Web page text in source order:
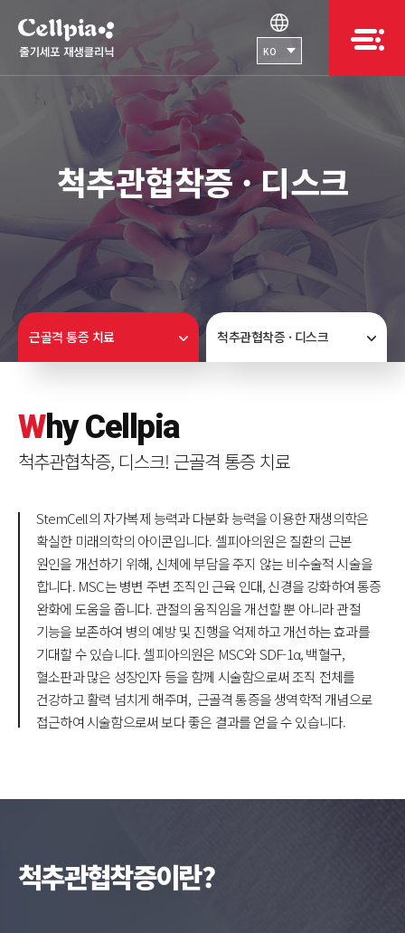
KO
척추관협착증 · 디스크
근골격 통증 치료 척추관협착증 · 디스크
WhyCellpia
척추관협착증, 디스크! 근골격 통증 치료
StemCell의 자가복제 능력과 다분화 능력을 이용한 재생의학은
확실한 미래의학의 아이콘입니다. 셀피아의원은 질환의 근본
원인을 개선하기 위해, 신체에 부담을 주지 않는 비수술적 시술을
합니다.MSC는 병변 주변 조직인 근육 인대, 신경을 강화하여 통증
완화에 도움을 줍니다. 관절의 움직임을 개선할 뿐 아니라 관절
기능을 보존하여 병의 예방 및 진행을 억제하고 개선하는효과를
기대할 수 있습니다. 셀피아의원은 MSC와 SDF-1α, 백혈구,
혈소판과 많은 성장인자 등을 함께 시술함으로써 조직 전체를
건강하고 활력 넘치게 해주며, 근골격 통증을 생역학적 개념으로
접근하여 시술함으로써 보다 좋은 결과를 얻을 수 있습니다.
척추관협착증이란?